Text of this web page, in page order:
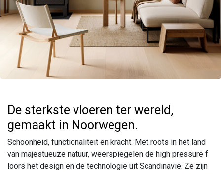
De sterkste vloeren ter wereld,
gemaakt in Noorwegen.
Schoonheid, functionaliteit en kracht. Met roots in het land
van majestueuze natuur, weerspiegelen de high pressure f
loors het design en de technologie uit Scandinavië. Ze zijn